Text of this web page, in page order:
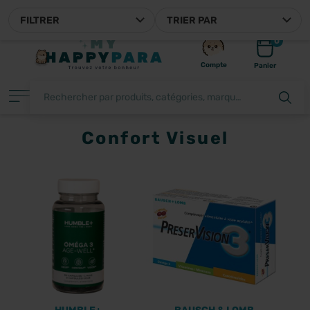
Compte
0
Panier
TRIER PAR
FILTRER
Confort Visuel